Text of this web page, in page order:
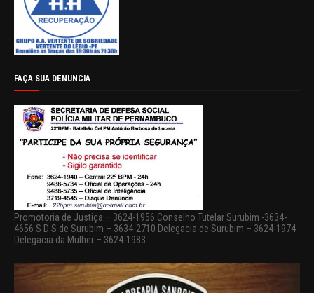
FAÇA SUA DENUNCIA
Promotoria de Justiça – 3624-1956 Conselho Tutelar Surubim -3634-
4656 S D S de Surubim – 3634-2710 Delegacia de Surubim – 3624-1974
Delegacia da Mulher – 3624-1983